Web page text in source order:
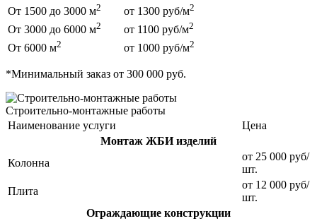
От 1500 до 3000 м2 от 1300 руб/м2
От 3000 до 6000 м2 от 1100 руб/м2
От 6000 м2 от 1000 руб/м2
*Минимальный заказ от 300 000 руб.
Строительно-монтажные работы
Наименование услуги
Цена
Монтаж ЖБИ изделий
Колонна
от 25 000 руб/
шт.
Плита
от 12 000 руб/
шт.
Ограждающие конструкции